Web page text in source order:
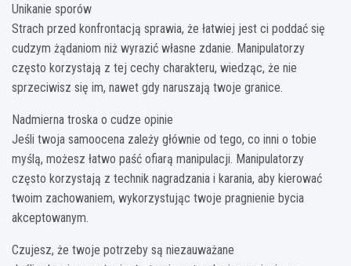
Unikanie sporów
Strach przed konfrontacją sprawia, że łatwiej jest ci poddać się
cudzym żądaniom niż wyrazić własne zdanie. Manipulatorzy
często korzystają z tej cechy charakteru, wiedząc, że nie
sprzeciwisz się im, nawet gdy naruszają twoje granice.
Nadmierna troska o cudze opinie
Jeśli twoja samoocena zależy głównie od tego, co inni o tobie
myślą, możesz łatwo paść ofiarą manipulacji. Manipulatorzy
często korzystają z technik nagradzania i karania, aby kierować
twoim zachowaniem, wykorzystując twoje pragnienie bycia
akceptowanym.
Czujesz, że twoje potrzeby są niezauważane